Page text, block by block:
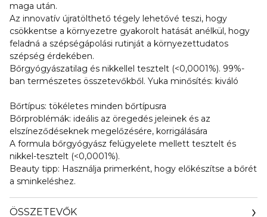
maga után.
Az innovatív újratölthető tégely lehetővé teszi, hogy
csökkentse a környezetre gyakorolt hatását anélkül, hogy
feladná a szépségápolási rutinját a környezettudatos
szépség érdekében.
Bőrgyógyászatilag és nikkellel tesztelt (<0,0001%). 99%-
ban természetes összetevőkből. Yuka minősítés: kiváló
Bőrtípus: tökéletes minden bőrtípusra
Bőrproblémák: ideális az öregedés jeleinek és az
elszíneződéseknek megelőzésére, korrigálására
A formula bőrgyógyász felügyelete mellett tesztelt és
nikkel-tesztelt (<0,0001%).
Beauty tipp: Használja primerként, hogy előkészítse a bőrét
a sminkeléshez.
ÖSSZETEVŐK